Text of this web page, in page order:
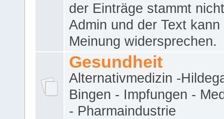
der Einträge stammt
Admin und der Text kann
Meinung widersprechen.
Gesundheit
Alternativmedizin -
Bingen - Impfungen -
- Pharmaindustrie